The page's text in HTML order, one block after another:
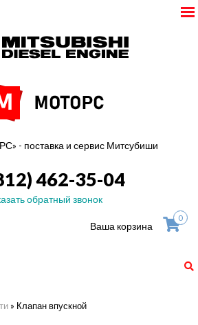
- поставка и сервис Митсубиши
462-35-04
обратный звонок
Ваша корзина
0
» Клапан впускной